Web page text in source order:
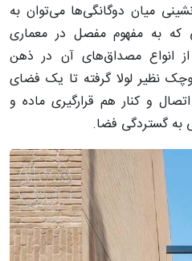
میان دوگانگی‌ها می‌توان به
به مفهوم مفصل در معماری
انواع مصداق‌های آن در ذهن
نظیر لولا گرفته تا یک فضای
و کنار هم قرارگیری ماده و
به گستردگی فضا.